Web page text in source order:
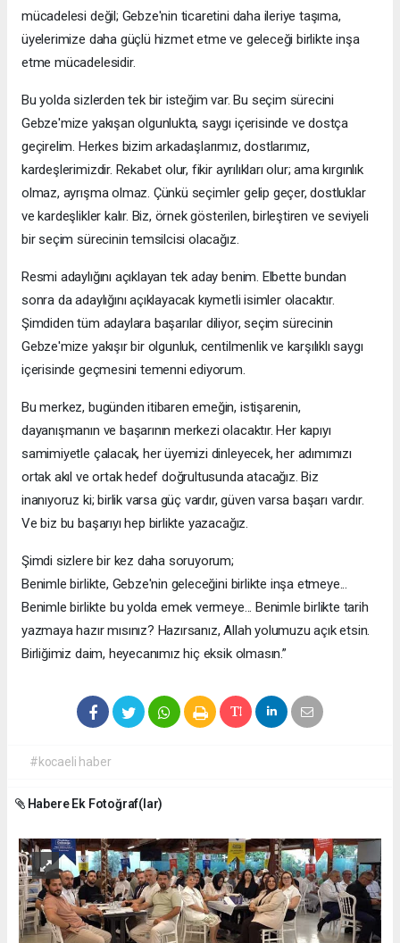
mücadelesi değil; Gebze'nin ticaretini daha ileriye taşıma,
üyelerimize daha güçlü hizmet etme ve geleceği birlikte inşa
etme mücadelesidir.
Bu yolda sizlerden tek bir isteğim var. Bu seçim sürecini
Gebze'mize yakışan olgunlukta, saygı içerisinde ve dostça
geçirelim. Herkes bizim arkadaşlarımız, dostlarımız,
kardeşlerimizdir. Rekabet olur, fikir ayrılıkları olur; ama kırgınlık
olmaz, ayrışma olmaz. Çünkü seçimler gelip geçer, dostluklar
ve kardeşlikler kalır. Biz, örnek gösterilen, birleştiren ve seviyeli
bir seçim sürecinin temsilcisi olacağız.
Resmi adaylığını açıklayan tek aday benim. Elbette bundan
sonra da adaylığını açıklayacak kıymetli isimler olacaktır.
Şimdiden tüm adaylara başarılar diliyor, seçim sürecinin
Gebze'mize yakışır bir olgunluk, centilmenlik ve karşılıklı saygı
içerisinde geçmesini temenni ediyorum.
Bu merkez, bugünden itibaren emeğin, istişarenin,
dayanışmanın ve başarının merkezi olacaktır. Her kapıyı
samimiyetle çalacak, her üyemizi dinleyecek, her adımımızı
ortak akıl ve ortak hedef doğrultusunda atacağız. Biz
inanıyoruz ki; birlik varsa güç vardır, güven varsa başarı vardır.
Ve biz bu başarıyı hep birlikte yazacağız.
Şimdi sizlere bir kez daha soruyorum;
Benimle birlikte, Gebze'nin geleceğini birlikte inşa etmeye...
Benimle birlikte bu yolda emek vermeye... Benimle birlikte tarih
yazmaya hazır mısınız? Hazırsanız, Allah yolumuzu açık etsin.
Birliğimiz daim, heyecanımız hiç eksik olmasın.”
#kocaeli haber
Habere Ek Fotoğraf(lar)